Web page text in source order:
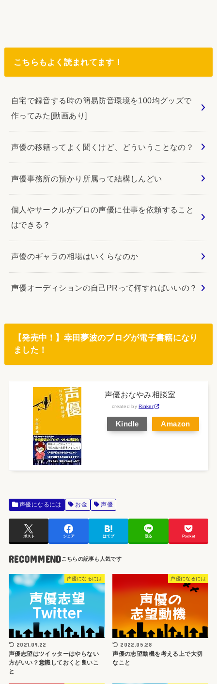
こちらもよく読まれてます！
自宅で録音する時の簡易防音環境を100均グッズで
作ってみた[動画あり]
声優の移籍ってよく聞くけど、どういうことなの？
声優事務所の預かり所属って結構しんどい
個人やサークルがプロの声優に仕事を依頼すること
はできる？
声優のギャラの相場はいくらなのか
声優オーディションの自己PRって何すればいいの？
【発売中！】幸田夢波のブログが電子書籍になり
ました！
声優おなやみ相談室
created byRinker
Kindle Amazon
声優になるには お金 声優
ポスト シェア はてブ 送る Pocket
RECOMMEND
声優になるには
2021.09.22
声優志望はツイッターはやらない
方がいい？意識しておくと良いこ
と
声優になるには
2022.05.28
声優の志望動機を考える上で大切
なこと